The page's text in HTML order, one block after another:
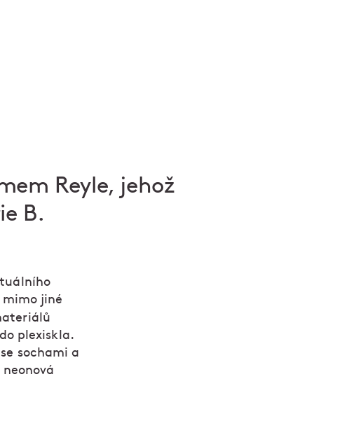
Reyle, jehož
B.
mimo jiné
plexiskla.
sochami a